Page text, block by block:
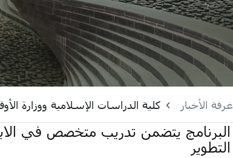
غرفة الأخبار كلية الدراسات الإسلامية ووزارة
البرنامج يتضمن تدريب متخصص في
التطوير